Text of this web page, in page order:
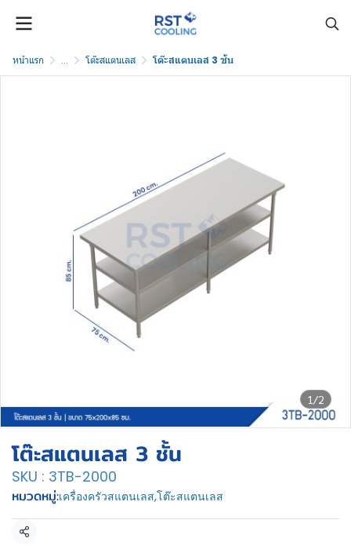
หน้าแรก ... โต๊ะสแตนเลส โต๊ะสแตนเลส 3 ชั้น
1/2
โต๊ะสแตนเลส 3 ชั้น
SKU : 3TB-2000
หมวดหมู่:เครื่องครัวสแตนเลส,โต๊ะสแตนเลส
แชร์